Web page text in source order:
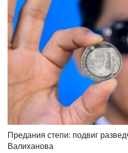
Предания степи: подвиг
Валиханова